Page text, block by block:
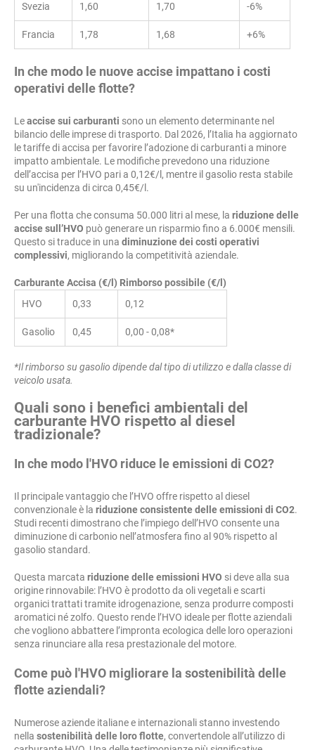
Svezia 1,60 1,70 -6%
Francia 1,78 1,68 +6%
In che modo le nuove accise impattano i costi
operativi delle flotte?
Leaccise sui carburanti sono un elemento determinante nel
bilancio delle imprese di trasporto. Dal 2026, l’Italia ha aggiornato
le tariffe di accisa per favorire l’adozione di carburanti a minore
impatto ambientale. Le modifiche prevedono una riduzione
dell’accisa per l’HVO pari a 0,12€/l, mentre il gasolio resta stabile
su un'incidenza di circa 0,45€/l.
Per una flotta che consuma 50.000 litri al mese, la riduzione delle
accise sull’HVO può generare un risparmio fino a 6.000€ mensili.
Questo si traduce in una diminuzione dei costi operativi
complessivi, migliorando la competitività aziendale.
CarburanteAccisa (€/l) Rimborso possibile (€/l)
HVO
0,33 0,12
Gasolio 0,45 0,00 - 0,08*
*Il rimborso su gasolio dipende dal tipo di utilizzo e dalla classe di
veicolo usata.
Quali sono i benefici ambientali del
carburante HVO rispetto al diesel
tradizionale?
In che modo l'HVO riduce le emissioni di CO2?
Il principale vantaggio che l’HVO offre rispetto al diesel
convenzionale è la riduzione consistente delle emissioni di CO2.
Studi recenti dimostrano che l’impiego dell’HVO consente una
diminuzione di carbonio nell’atmosfera fino al 90% rispetto al
gasolio standard.
Questa marcata riduzione delle emissioni HVO si deve alla sua
origine rinnovabile: l’HVO è prodotto da oli vegetali e scarti
organici trattati tramite idrogenazione, senza produrre composti
aromatici né zolfo. Questo rende l’HVO ideale per flotte aziendali
che vogliono abbattere l’impronta ecologica delle loro operazioni
senza rinunciare alla resa prestazionale del motore.
Come può l'HVO migliorare la sostenibilità delle
flotte aziendali?
Numerose aziende italiane e internazionali stanno investendo
nella sostenibilità delle loro flotte, convertendole all’utilizzo di